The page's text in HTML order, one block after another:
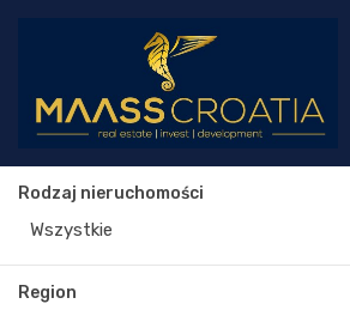
Rodzaj nieruchomości
Wszystkie
Region